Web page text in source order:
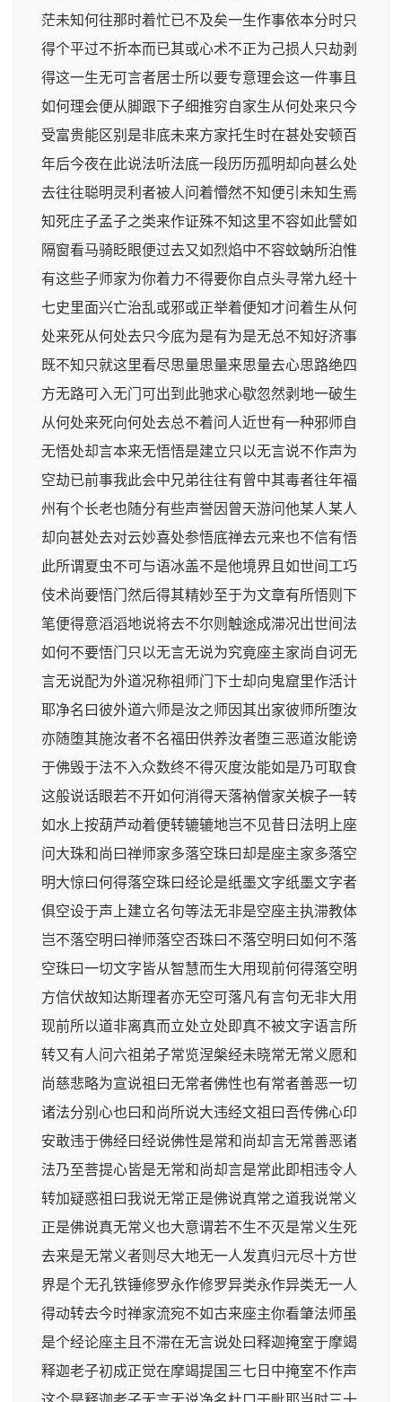
茫未知何往那时着忙已不及矣一生作事依本分时只
得个平过不折本而已其或心术不正为己损人只劫剥
得这一生无可言者居士所以要专意理会这一件事且
如何理会便从脚跟下子细推穷自家生从何处来只今
受富贵能区别是非底未来方家托生时在甚处安顿百
年后今夜在此说法听法底一段历历孤明却向甚么处
去往往聪明灵利者被人问着懵然不知便引未知生焉
知死庄子孟子之类来作证殊不知这里不容如此譬如
隔窗看马骑眨眼便过去又如烈焰中不容蚊蚋所泊惟
有这些子师家为你着力不得要你自点头寻常九经十
七史里面兴亡治乱或邪或正举着便知才问着生从何
处来死从何处去只今底为是有为是无总不知好济事
既不知只就这里看尽思量思量来思量去心思路绝四
方无路可入无门可出到此驰求心歇忽然剥地一破生
从何处来死向何处去总不着问人近世有一种邪师自
无悟处却言本来无悟悟是建立只以无言说不作声为
空劫已前事我此会中兄弟往往有曾中其毒者往年福
州有个长老也随分有些声誉因曾天游问他某人某人
却向甚处去对云妙喜处参悟底禅去元来也不信有悟
此所谓夏虫不可与语冰盖不是他境界且如世间工巧
伎术尚要悟门然后得其精妙至于为文章有所悟则下
笔便得意滔滔地说将去不尔则触途成滞况出世间法
如何不要悟门只以无言无说为究竟座主家尚自诃无
言无说配为外道况称祖师门下士却向鬼窟里作活计
耶净名曰彼外道六师是汝之师因其出家彼师所堕汝
亦随堕其施汝者不名福田供养汝者堕三恶道汝能谤
于佛毁于法不入众数终不得灭度汝能如是乃可取食
这般说话眼若不开如何消得天落衲僧家关棙子一转
如水上按葫芦动着便转辘辘地岂不见昔日法明上座
问大珠和尚曰禅师家多落空珠曰却是座主家多落空
明大惊曰何得落空珠曰经论是纸墨文字纸墨文字者
俱空设于声上建立名句等法无非是空座主执滞教体
岂不落空明曰禅师落空否珠曰不落空明曰如何不落
空珠曰一切文字皆从智慧而生大用现前何得落空明
方信伏故知达斯理者亦无空可落凡有言句无非大用
现前所以道非离真而立处立处即真不被文字语言所
转又有人问六祖弟子常览涅槃经未晓常无常义愿和
尚慈悲略为宣说祖曰无常者佛性也有常者善恶一切
诸法分别心也曰和尚所说大违经文祖曰吾传佛心印
安敢违于佛经曰经说佛性是常和尚却言无常善恶诸
法乃至菩提心皆是无常和尚却言是常此即相违令人
转加疑惑祖曰我说无常正是佛说真常之道我说常义
正是佛说真无常义也大意谓若不生不灭是常义生死
去来是无常义者则尽大地无一人发真归元尽十方世
界是个无孔铁锤修罗永作修罗异类永作异类无一人
得动转去今时禅家流宛不如古来座主你看肇法师虽
是个经论座主且不滞在无言说处曰释迦掩室于摩竭
释迦老子初成正觉在摩竭提国三七日中掩室不作声